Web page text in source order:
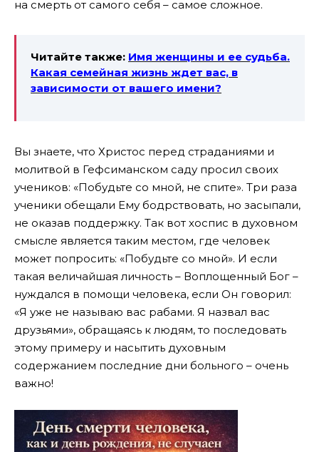
на смерть от самого себя – самое сложное.
Читайте также: Имя женщины и ее судьба.
Какая семейная жизнь ждет вас, в
зависимости от вашего имени?
Вы знаете, что Христос перед страданиями и
молитвой в Гефсиманском саду просил своих
учеников: «Побудьте со мной, не спите». Три раза
ученики обещали Ему бодрствовать, но засыпали,
не оказав поддержку. Так вот хоспис в духовном
смысле является таким местом, где человек
может попросить: «Побудьте со мной». И если
такая величайшая личность – Воплощенный Бог –
нуждался в помощи человека, если Он говорил:
«Я уже не называю вас рабами. Я назвал вас
друзьями», обращаясь к людям, то последовать
этому примеру и насытить духовным
содержанием последние дни больного – очень
важно!